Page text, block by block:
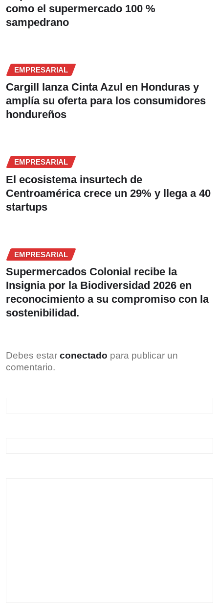
como el supermercado 100 %
sampedrano
EMPRESARIAL
Cargill lanza Cinta Azul en Honduras y
amplía su oferta para los consumidores
hondureños
EMPRESARIAL
El ecosistema insurtech de
Centroamérica crece un 29% y llega a 40
startups
EMPRESARIAL
Supermercados Colonial recibe la
Insignia por la Biodiversidad 2026 en
reconocimiento a su compromiso con la
sostenibilidad.
Debes estar conectado para publicar un
comentario.